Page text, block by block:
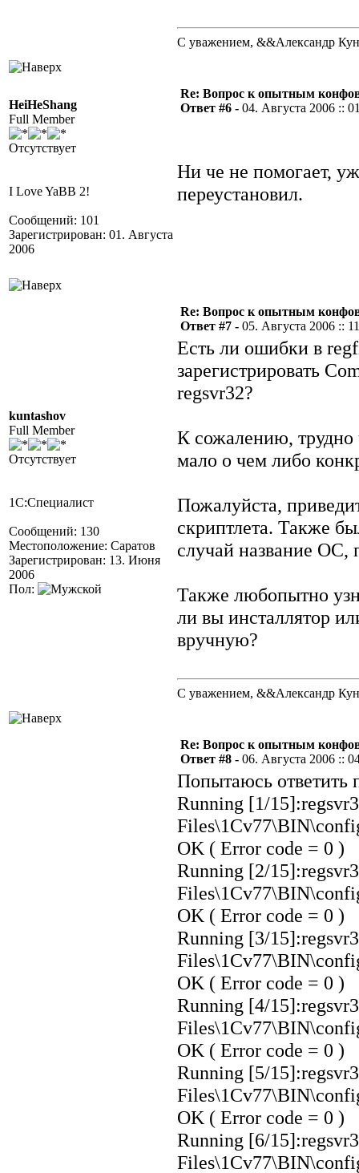
С уважением, &&Александр
HeiHeShang
Full Member
Отсутствует
I Love YaBB 2!
Сообщений: 101
Зарегистрирован: 01. Августа
2006
Re: Вопрос к опытным
Ответ #6 - 04. Августа 2006 ::
Ни че не помогает,
переустановил.
kuntashov
Full Member
Отсутствует
1С:Специалист
Сообщений: 130
Местоположение: Саратов
Зарегистрирован: 13. Июня
2006
Пол:
Re: Вопрос к опытным
Ответ #7 - 05. Августа 2006 ::
Есть ли ошибки в
зарегистрировать
regsvr32?
К сожалению, трудно
мало о чем либо
Пожалуйста,
скриптлета. Также
случай название ОС,
Также любопытно
ли вы инсталлятор
вручную?
С уважением, &&Александр
Re: Вопрос к опытным
Ответ #8 - 06. Августа 2006 ::
Попытаюсь ответить
Running [1/
OK ( Error code = 0 )
Running [2/
OK ( Error code = 0 )
Running [3/
OK ( Error code = 0 )
Running [4/
OK ( Error code = 0 )
Running [5/
OK ( Error code = 0 )
Running [6/